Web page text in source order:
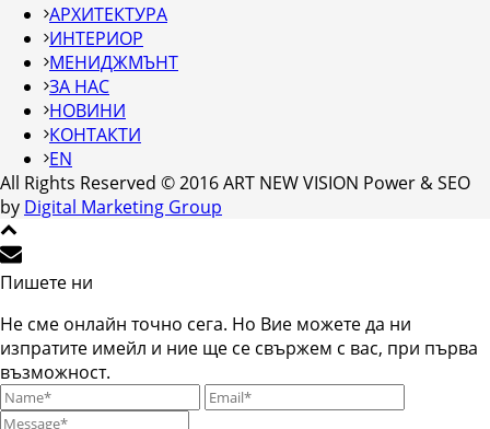
АРХИТЕКТУРА
ИНТЕРИОР
МЕНИДЖМЪНТ
ЗА НАС
НОВИНИ
КОНТАКТИ
EN
All Rights Reserved © 2016 ART NEW VISION Power & SEO
by Digital Marketing Group
Пишете ни
Не сме онлайн точно сега. Но Вие можете да ни
изпратите имейл и ние ще се свържем с вас, при първа
възможност.